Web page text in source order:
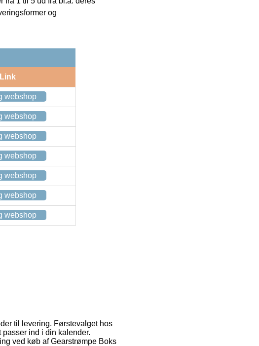
og
Link
webshop
webshop
webshop
webshop
webshop
webshop
webshop
til levering. Førstevalget hos
ind i din kalender.
ved køb af Gearstrømpe Boks